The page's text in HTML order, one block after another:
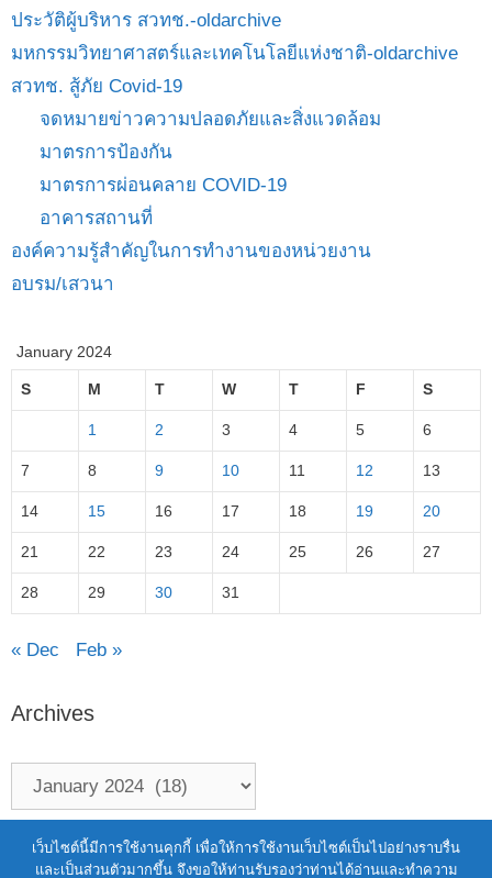
ประวัติผู้บริหาร สวทช.-oldarchive
มหกรรมวิทยาศาสตร์และเทคโนโลยีแห่งชาติ-oldarchive
สวทช. สู้ภัย Covid-19
จดหมายข่าวความปลอดภัยและสิ่งแวดล้อม
มาตรการป้องกัน
มาตรการผ่อนคลาย COVID-19
อาคารสถานที่
องค์ความรู้สำคัญในการทำงานของหน่วยงาน
อบรม/เสวนา
January 2024
S M T W T F S
1 2 3 4 5 6
7 8 9 10 11 12 13
14 15 16 17 18 19 20
21 22 23 24 25 26 27
28 29 30 31
« Dec Feb »
Archives
Terms of Service|Personal Data Protection Policy
2021 สำนักงานพัฒนาวิทยาศาสตร์และ
เว็บไซต์นี้มีการใช้งานคุกกี้ เพื่อให้การใช้งานเว็บไซต์เป็นไปอย่างราบรื่น
และเป็นส่วนตัวมากขึ้น จึงขอให้ท่านรับรองว่าท่านได้อ่านและทำความ